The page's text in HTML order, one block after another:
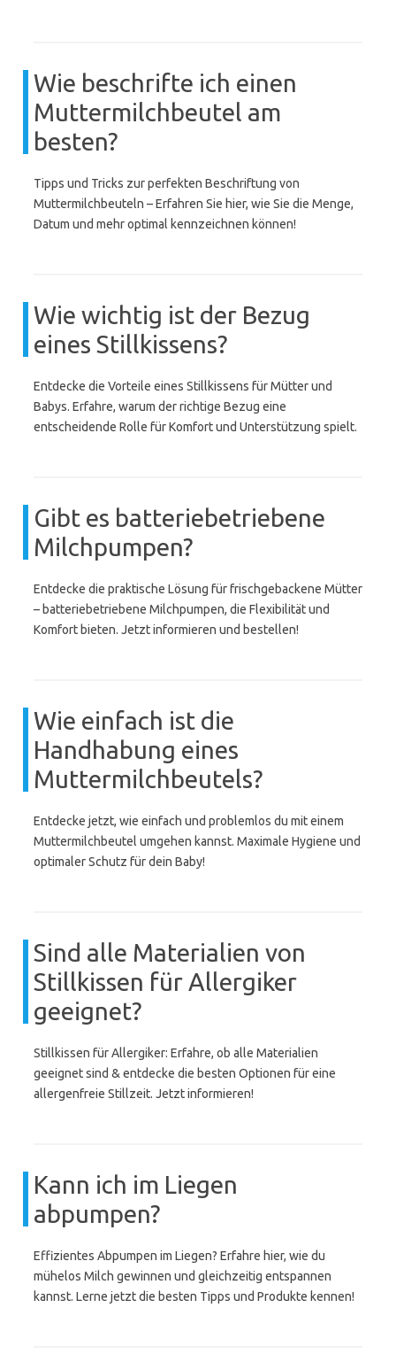
Wie beschrifte ich einen
Muttermilchbeutel am
besten?
Tipps und Tricks zur perfekten Beschriftung von
Muttermilchbeuteln – Erfahren Sie hier, wie Sie die Menge,
Datum und mehr optimal kennzeichnen können!
Wie wichtig ist der Bezug
eines Stillkissens?
Entdecke die Vorteile eines Stillkissens für Mütter und
Babys. Erfahre, warum der richtige Bezug eine
entscheidende Rolle für Komfort und Unterstützung spielt.
Gibt es batteriebetriebene
Milchpumpen?
Entdecke die praktische Lösung für frischgebackene Mütter
– batteriebetriebene Milchpumpen, die Flexibilität und
Komfort bieten. Jetzt informieren und bestellen!
Wie einfach ist die
Handhabung eines
Muttermilchbeutels?
Entdecke jetzt, wie einfach und problemlos du mit einem
Muttermilchbeutel umgehen kannst. Maximale Hygiene und
optimaler Schutz für dein Baby!
Sind alle Materialien von
Stillkissen für Allergiker
geeignet?
Stillkissen für Allergiker: Erfahre, ob alle Materialien
geeignet sind & entdecke die besten Optionen für eine
allergenfreie Stillzeit. Jetzt informieren!
Kann ich im Liegen
abpumpen?
Effizientes Abpumpen im Liegen? Erfahre hier, wie du
mühelos Milch gewinnen und gleichzeitig entspannen
kannst. Lerne jetzt die besten Tipps und Produkte kennen!